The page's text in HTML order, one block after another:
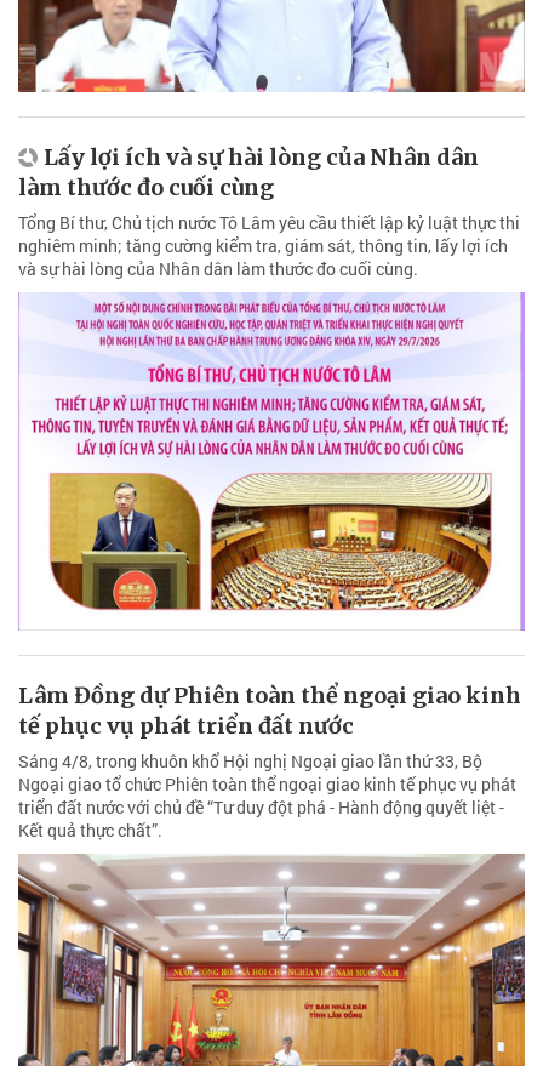
Lấy lợi ích và sự hài lòng của Nhân dân
làm thước đo cuối cùng
Tổng Bí thư, Chủ tịch nước Tô Lâm yêu cầu thiết lập kỷ luật thực thi
nghiêm minh; tăng cường kiểm tra, giám sát, thông tin, lấy lợi ích
và sự hài lòng của Nhân dân làm thước đo cuối cùng.
Lâm Đồng dự Phiên toàn thể ngoại giao kinh
tế phục vụ phát triển đất nước
Sáng 4/8, trong khuôn khổ Hội nghị Ngoại giao lần thứ 33, Bộ
Ngoại giao tổ chức Phiên toàn thể ngoại giao kinh tế phục vụ phát
triển đất nước với chủ đề “Tư duy đột phá - Hành động quyết liệt -
Kết quả thực chất”.